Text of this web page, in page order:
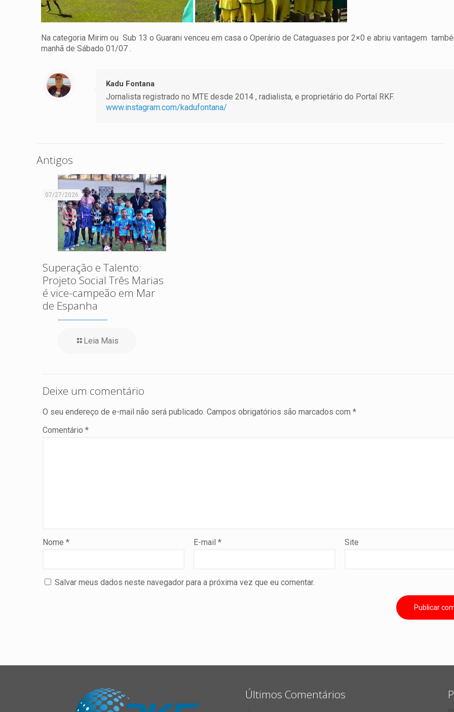
Na categoria Mirim ou Sub 13 o Guarani venceu em casa o Operário de Cataguases por 2×0 e abriu vantagem
manhã de Sábado 01/07 .
Kadu Fontana
Jornalista registrado no MTE desde 2014 , radialista, e proprietário do Portal RKF.
www.instagram.com/kadufontana/
Antigos
07/27/2026
Superação e Talento:
Projeto Social Três Marias
é vice-campeão em Mar
de Espanha
Leia Mais
Deixe um comentário
O seu endereço de e-mail não será publicado. Campos obrigatórios são marcados com *
Comentário *
Nome * E-mail* Site
Salvar meus dados neste navegador para a próxima vez que eu comentar.
Últimos Comentários